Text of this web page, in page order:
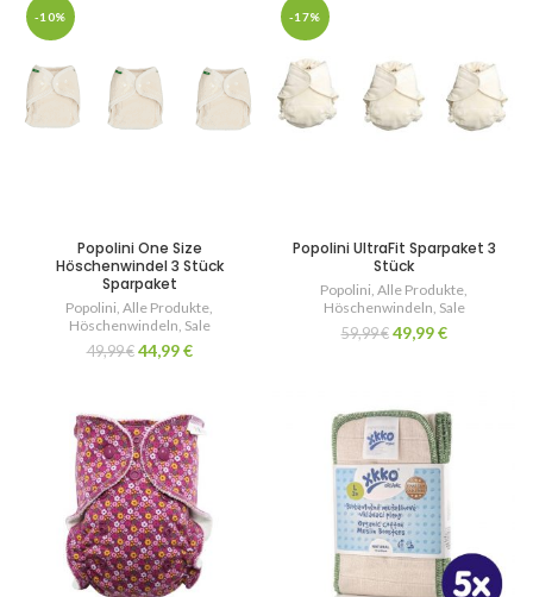
-10%
Popolini One Size
Höschenwindel 3 Stück
Sparpaket
Popolini, Alle Produkte,
Höschenwindeln, Sale
49,99€ 44,99€
-17%
Popolini UltraFit Sparpaket 3
Stück
Popolini, Alle Produkte,
Höschenwindeln, Sale
59,99€ 49,99€